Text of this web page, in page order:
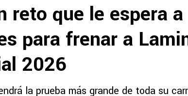
reto que le espera
para frenar a
2026
la prueba más grande de toda su